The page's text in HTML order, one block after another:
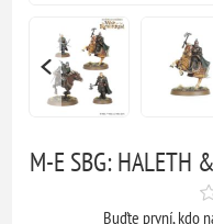
M-E SBG: HALETH
Buďte první, kdo